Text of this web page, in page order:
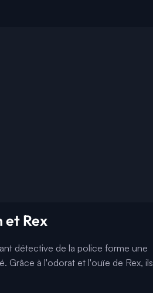
et Rex
détective de la police forme une
Grâce à l'odorat et l'ouïe de Rex, ils